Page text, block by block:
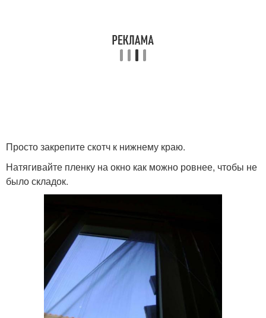
Просто закрепите скотч к нижнему краю.
Натягивайте пленку на окно как можно ровнее, чтобы не
было складок.